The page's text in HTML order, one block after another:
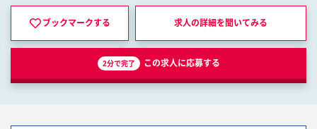
ブックマークする 求人の詳細を聞いてみる
2分で完了 この求人に応募する